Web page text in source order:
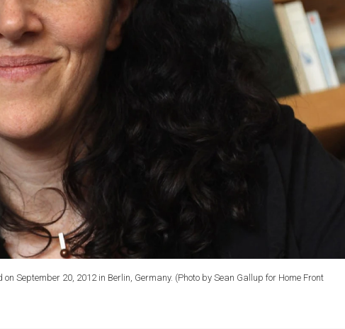
September 20, 2012 in Berlin, Germany. (Photo by Sean Gallup for Home Front